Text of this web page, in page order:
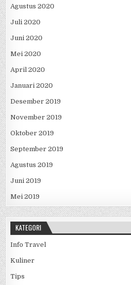
Agustus 2020
Juli 2020
Juni 2020
Mei 2020
April 2020
Januari 2020
Desember 2019
November 2019
Oktober 2019
September 2019
Agustus 2019
Juni 2019
Mei 2019
KATEGORI
Info Travel
Kuliner
Tips